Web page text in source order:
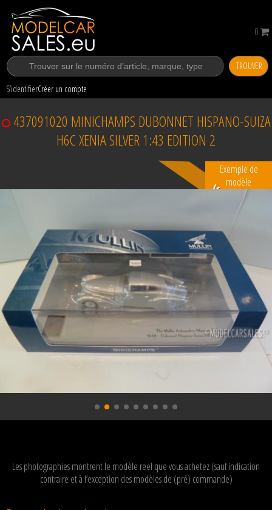
TROUVER
S’identifierCréer un compte
0
437091020 MINICHAMPS DUBONNET HISPANO-SUIZA
H6C XENIA SILVER 1:43 EDITION 2
Exemple de
modèle
Vendu
Les photographies montrent le modèle reel que vous achetez (sauf indication
contraire et à l’exception des modèles de (pré) commande)